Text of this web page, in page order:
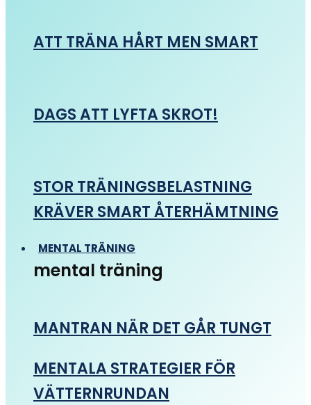
ATT TRÄNA HÅRT MEN SMART
DAGS ATT LYFTA SKROT!
STOR TRÄNINGSBELASTNING
KRÄVER SMART ÅTERHÄMTNING
MENTAL TRÄNING
mental träning
MANTRAN NÄR DET GÅR TUNGT
MENTALA STRATEGIER FÖR
VÄTTERNRUNDAN